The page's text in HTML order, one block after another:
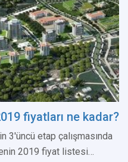
fiyatları ne kadar?
3'üncü etap çalışmasında
2019 fiyat listesi…